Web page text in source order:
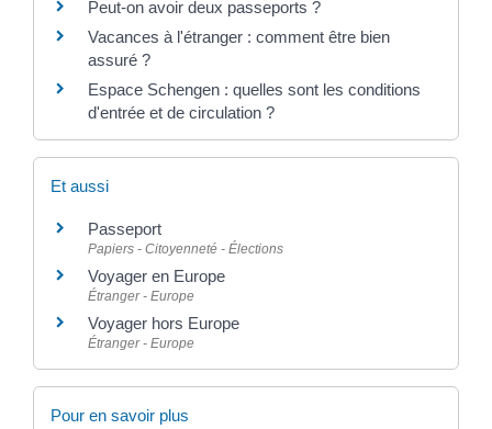
Peut-on avoir deux passeports ?
Vacances à l'étranger : comment être bien
assuré ?
Espace Schengen : quelles sont les conditions
d'entrée et de circulation ?
Et aussi
Passeport
Papiers - Citoyenneté - Élections
Voyager en Europe
Étranger - Europe
Voyager hors Europe
Étranger - Europe
Pour en savoir plus